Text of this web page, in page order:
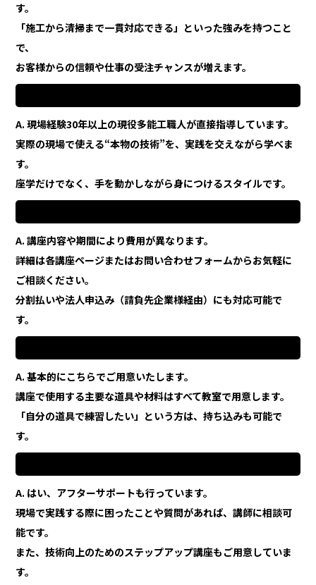
す。
「施工から清掃まで一貫対応できる」といった強みを持つこと
で、
お客様からの信頼や仕事の受注チャンスが増えます。
A. 現場経験30年以上の現役多能工職人が直接指導しています。
実際の現場で使える“本物の技術”を、実践を交えながら学べま
す。
座学だけでなく、手を動かしながら身につけるスタイルです。
A. 講座内容や期間により費用が異なります。
詳細は各講座ページまたはお問い合わせフォームからお気軽に
ご相談ください。
分割払いや法人申込み（請負先企業様経由）にも対応可能で
す。
A. 基本的にこちらでご用意いたします。
講座で使用する主要な道具や材料はすべて教室で用意します。
「自分の道具で練習したい」という方は、持ち込みも可能で
す。
A. はい、アフターサポートも行っています。
現場で実践する際に困ったことや質問があれば、講師に相談可
能です。
また、技術向上のためのステップアップ講座もご用意していま
す。